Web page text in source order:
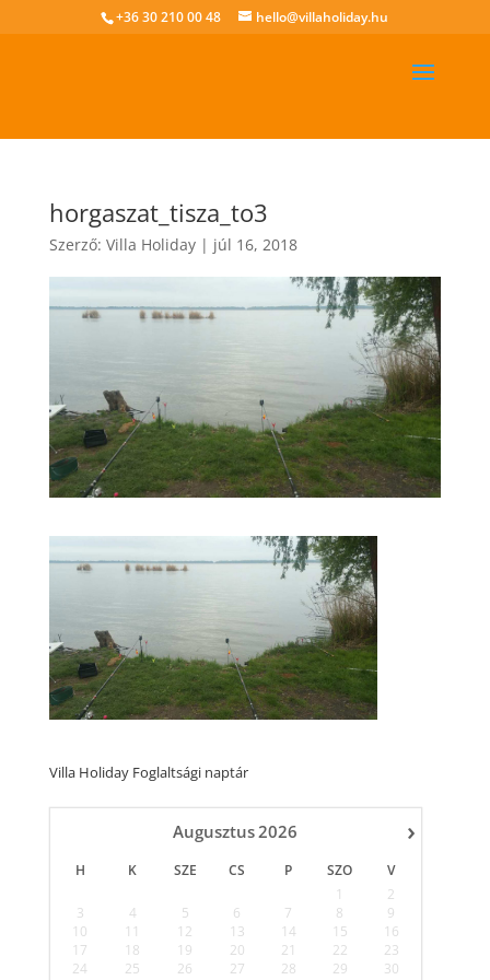
+36 30 210 00 48 hello@villaholiday.hu
horgaszat_tisza_to3
Szerző: Villa Holiday| júl 16, 2018
Villa Holiday Foglaltsági naptár
›
Augusztus2026
H K SZE CS P SZO
V
1
2
3
4 5 6 7 8
9
10
11 12 13 14 15
16
17
18 19 20 21 22
23
24
25 26 27 28 29
30